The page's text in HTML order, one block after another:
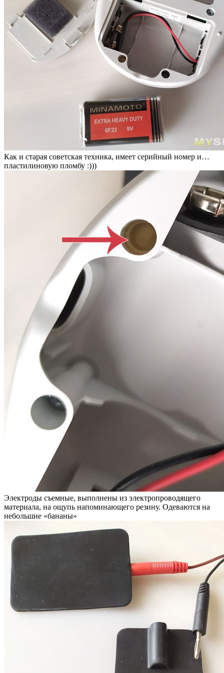
Как и старая советская техника, имеет серийный номер и…
пластилиновую пломбу :)))
Электроды съемные, выполнены из электропроводящего
материала, на ощупь напоминающего резину. Одеваются на
небольшие «бананы»